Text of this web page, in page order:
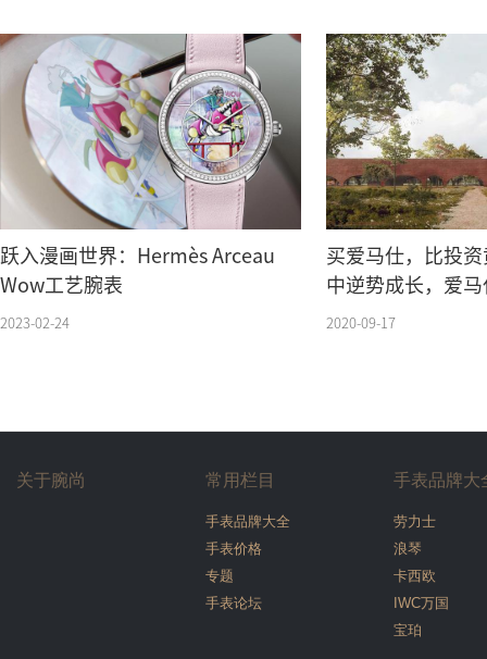
跃入漫画世界：Hermès Arceau
Wow工艺腕表
2023-02-24
买爱马仕，比投
中逆势成长，爱
设第20个法国皮
2020-09-17
关于腕尚 常用栏目
手表品牌大全
手表价格
专题
手表论坛
手表品牌大
劳力士
浪琴
卡西欧
IWC万国
宝珀